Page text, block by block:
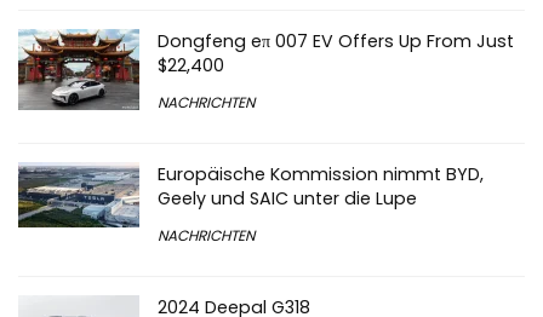
Dongfeng eπ 007 EV Offers Up From Just
$22,400
NACHRICHTEN
Europäische Kommission nimmt BYD,
Geely und SAIC unter die Lupe
NACHRICHTEN
2024 Deepal G318